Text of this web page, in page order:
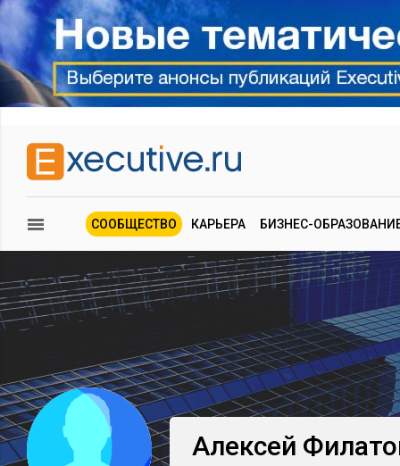
СООБЩЕСТВО КАРЬЕРА БИЗНЕС-
Алексей